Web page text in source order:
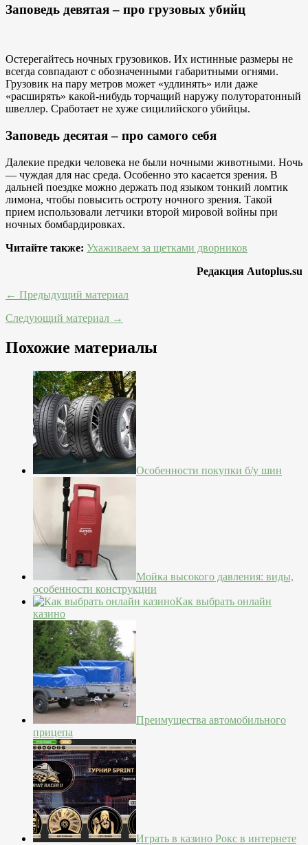
Заповедь девятая – про грузовых убийц
Остерегайтесь ночных грузовиков. Их истинные размеры не
всегда совпадают с обозначенными габаритными огнями.
Грузовик на пару метров может «удлинять» или даже
«расширять» какой-нибудь торчащий наружу полуторатонный
швеллер. Сработает не хуже сицилийского убийцы.
Заповедь десятая – про самого себя
Далекие предки человека не были ночными животными. Ночь
— чуждая для нас среда. Особенно это касается зрения. В
дальней поездке можно держать под языком тонкий ломтик
лимона, чтобы повысить остроту ночного зрения. Такой
прием использовали летчики второй мировой войны при
ночных бомбардировках.
Читайте также: Ухаживаем за щетками дворников
Редакция Autoplus.su
← Предыдущий материал
Следующий материал →
Похожие материалы
Особенности покупки б/у шин
Мойка высокого давления: виды,
особенности конструкции
Как выбрать онлайн
казино
Преимущества автомобильного
прицепа
Играть в казино Рокс в интернете